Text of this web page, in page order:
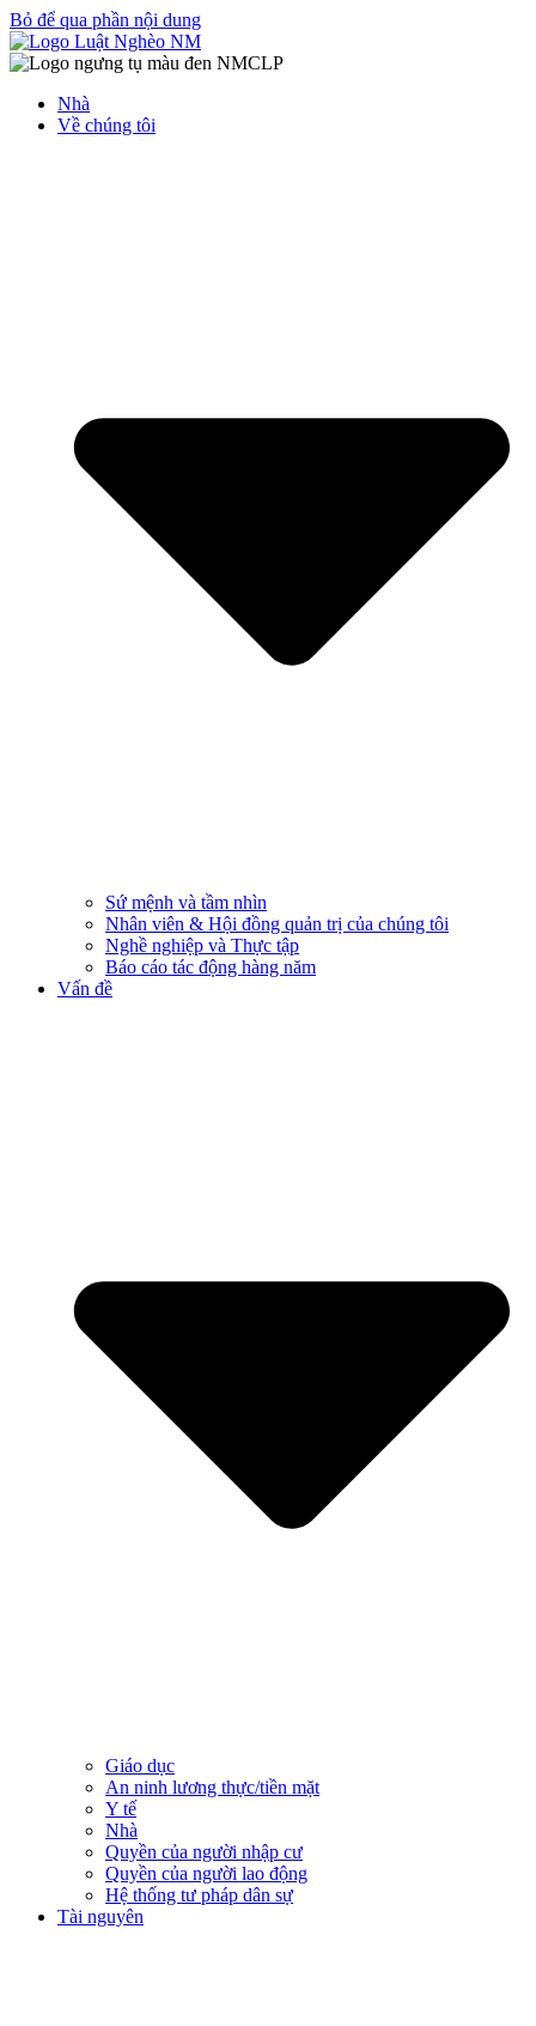
Bỏ để qua phần nội dung
Nhà
Về chúng tôi
Sứ mệnh và tầm nhìn
Nhân viên & Hội đồng quản trị của chúng tôi
Nghề nghiệp và Thực tập
Báo cáo tác động hàng năm
Vấn đề
Giáo dục
An ninh lương thực/tiền mặt
Y tế
Nhà
Quyền của người nhập cư
Quyền của người lao động
Hệ thống tư pháp dân sự
Tài nguyên